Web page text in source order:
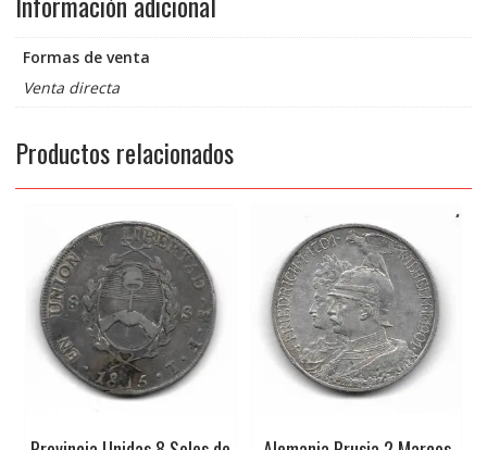
Formas de venta
Venta directa
Productos relacionados